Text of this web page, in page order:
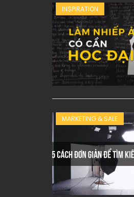
INSPIRATION
MARKETING & SALE